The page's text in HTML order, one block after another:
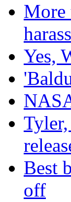
More
Yes,
Best
off